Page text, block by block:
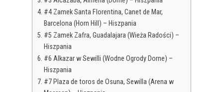
#4 Zamek Santa Florentina, Canet de Mar,
Barcelona (Horn Hill) – Hiszpania
#5 Zamek Zafra, Guadalajara (Wieża Radości) –
Hiszpania
#6 Alkazar w Sewilli (Wodne Ogrody Dorne) –
Hiszpania
#7 Plaza de toros de Osuna, Sewilla (Arena w